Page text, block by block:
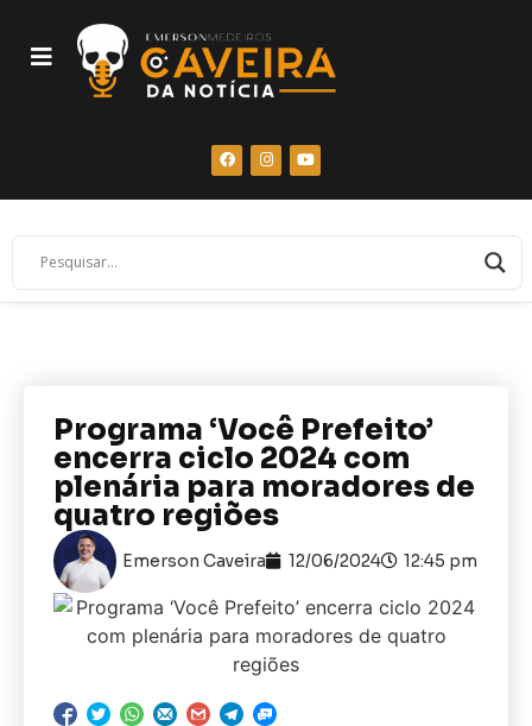
Programa ‘Você Prefeito’
encerra ciclo 2024 com
plenária para moradores de
quatro regiões
Emerson Caveira 12/06/2024 12:45 pm